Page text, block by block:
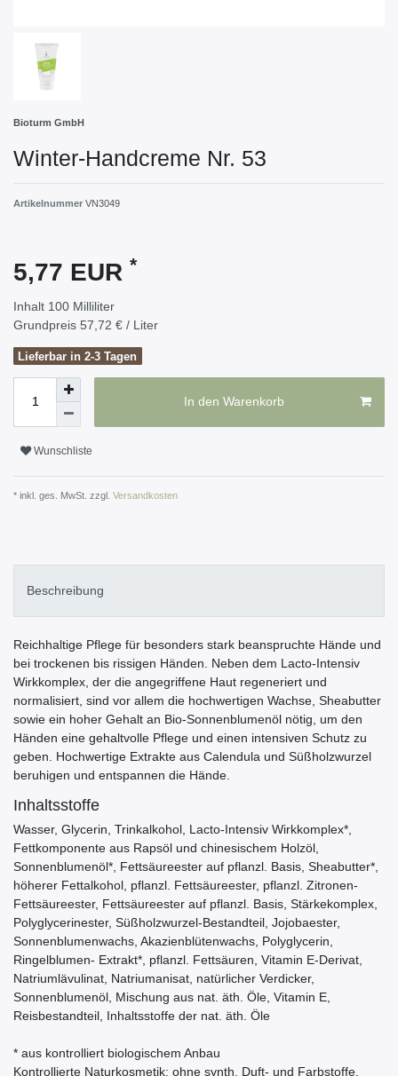
Bioturm GmbH
Winter-Handcreme Nr. 53
Artikelnummer VN3049
5,77 EUR *
Inhalt 100 Milliliter
Grundpreis 57,72 € / Liter
Lieferbar in 2-3 Tagen
In den Warenkorb
Wunschliste
* inkl. ges. MwSt. zzgl. Versandkosten
Beschreibung
Reichhaltige Pflege für besonders stark beanspruchte Hände und
bei trockenen bis rissigen Händen. Neben dem Lacto-Intensiv
Wirkkomplex, der die angegriffene Haut regeneriert und
normalisiert, sind vor allem die hochwertigen Wachse, Sheabutter
sowie ein hoher Gehalt an Bio-Sonnenblumenöl nötig, um den
Händen eine gehaltvolle Pflege und einen intensiven Schutz zu
geben. Hochwertige Extrakte aus Calendula und Süßholzwurzel
beruhigen und entspannen die Hände.
Inhaltsstoffe
Wasser, Glycerin, Trinkalkohol, Lacto-Intensiv Wirkkomplex*,
Fettkomponente aus Rapsöl und chinesischem Holzöl,
Sonnenblumenöl*, Fettsäureester auf pflanzl. Basis, Sheabutter*,
höherer Fettalkohol, pflanzl. Fettsäureester, pflanzl. Zitronen-
Fettsäureester, Fettsäureester auf pflanzl. Basis, Stärkekomplex,
Polyglycerinester, Süßholzwurzel-Bestandteil, Jojobaester,
Sonnenblumenwachs, Akazienblütenwachs, Polyglycerin,
Ringelblumen- Extrakt*, pflanzl. Fettsäuren, Vitamin E-Derivat,
Natriumlävulinat, Natriumanisat, natürlicher Verdicker,
Sonnenblumenöl, Mischung aus nat. äth. Öle, Vitamin E,
Reisbestandteil, Inhaltsstoffe der nat. äth. Öle
* aus kontrolliert biologischem Anbau
Kontrollierte Naturkosmetik: ohne synth. Duft- und Farbstoffe,